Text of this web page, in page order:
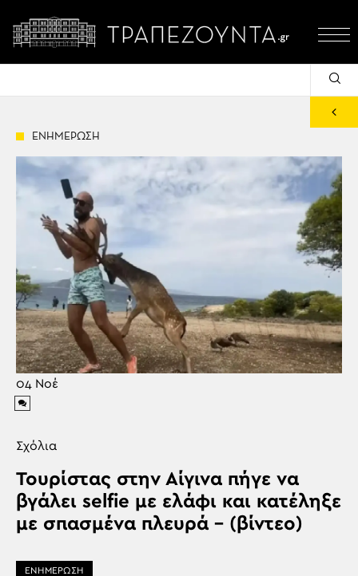
ΕΝΗΜΕΡΩΣΗ
04 Νοέ
Σχόλια
Τουρίστας στην Αίγινα πήγε να
βγάλει selfie με ελάφι και κατέληξε
με σπασμένα πλευρά – (βίντεο)
ΕΝΗΜΕΡΩΣΗ